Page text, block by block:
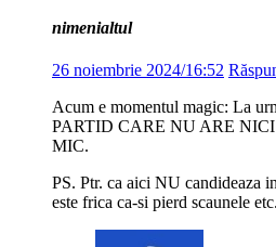
nimenialtul
26 noiembrie 2024/16:52
Acum e momentul magic: La
PARTID CARE NU ARE
MIC.
PS. Ptr. ca aici NU candideaza
este frica ca-si pierd scaunele